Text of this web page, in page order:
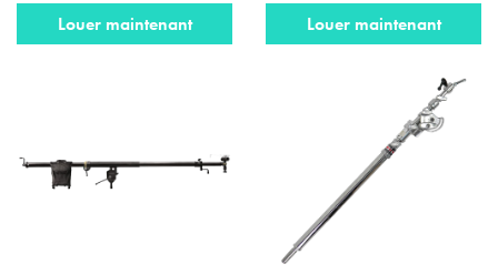
Louer maintenant Louer maintenant